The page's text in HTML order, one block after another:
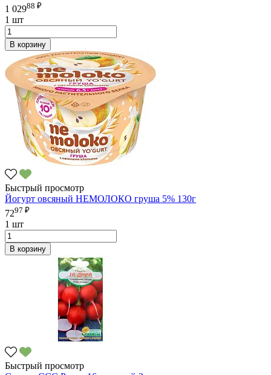
1 02988 ₽
1 шт
В корзину
Быстрый просмотр
Йогурт овсяный НЕМОЛОКО груша 5% 130г
7297 ₽
1 шт
В корзину
Быстрый просмотр